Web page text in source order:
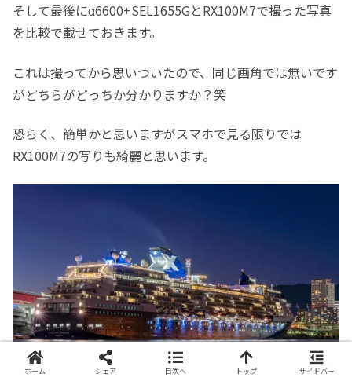
そして最後にα6600+SEL1655GとRX100M7で撮った写真
を比較で載せておきます。
これは撮ってから思いついたので、同じ画角では無いです
がどちらがどっちか分かりますか？笑
恐らく、簡単かと思いますがスマホで見る限りでは
RX100M7の写りも綺麗と思います。
ホーム シェア 目次へ トップ サイドバー